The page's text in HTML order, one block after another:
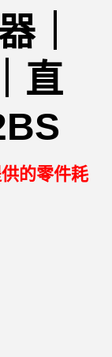
｜
直
的零件耗